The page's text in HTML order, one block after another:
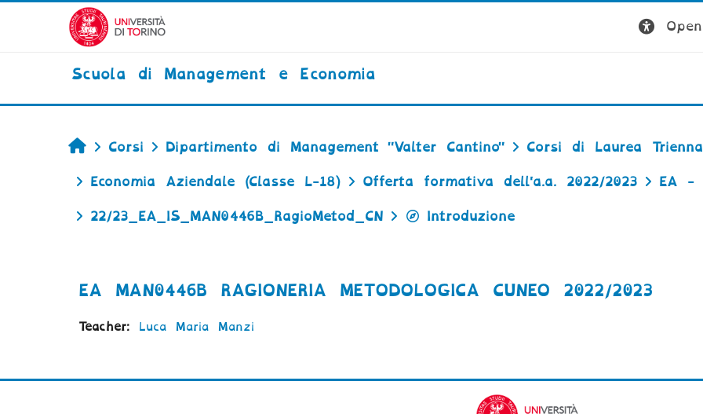
Vai al contenuto principale
Scuola di Management e Economia
Home
Corsi Dipartimento di Management "Valter Cantino" Corsi di Laurea
Economia Aziendale (Classe L-18) Offerta formativa dell'a.a. 2022/2023 EA -
22/23_EA_IS_MAN0446B_RagioMetod_CN Introduzione
EA MAN0446B RAGIONERIA METODOLOGICA CUNEO 2022/2023
Teacher: Luca Maria Manzi